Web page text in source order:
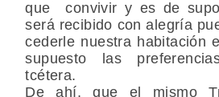
que convivir y es de
será recibido con alegría
cederle nuestra habitación
supuesto las
tcétera.
De ahí, que el mismo